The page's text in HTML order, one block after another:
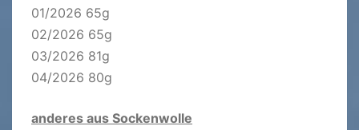
01/2026 65g
02/2026 65g
03/2026 81g
04/2026 80g
anderes aus Sockenwolle